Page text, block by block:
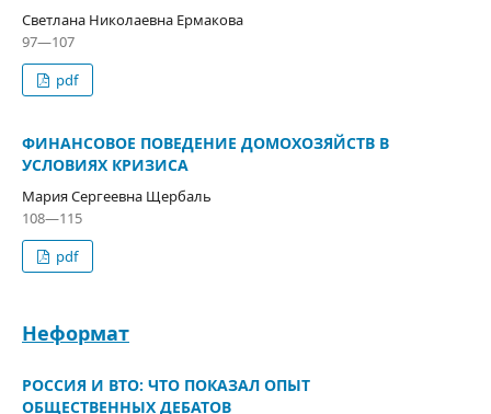
Светлана Николаевна Ермакова
97—107
pdf
ФИНАНСОВОЕ ПОВЕДЕНИЕ ДОМОХОЗЯЙСТВ В
УСЛОВИЯХ КРИЗИСА
Мария Сергеевна Щербаль
108—115
pdf
Неформат
РОССИЯ И ВТО: ЧТО ПОКАЗАЛ ОПЫТ
ОБЩЕСТВЕННЫХ ДЕБАТОВ